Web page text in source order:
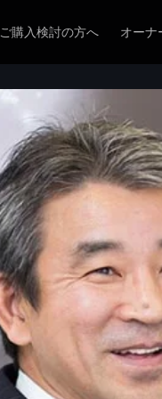
ご購入検討の方へ オーナ